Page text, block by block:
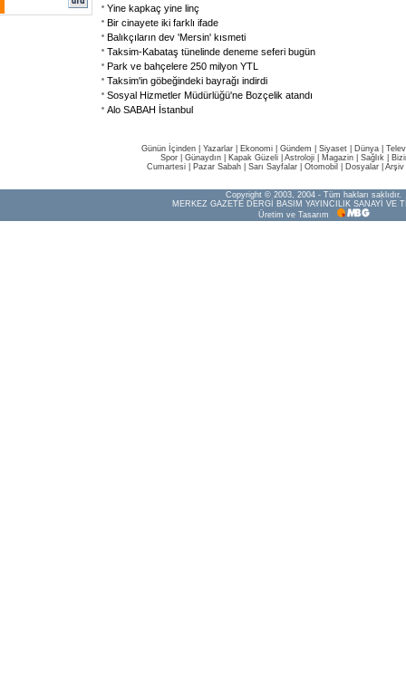
Yine kapkaç yine linç
Bir cinayete iki farklı ifade
Balıkçıların dev 'Mersin' kısmeti
Taksim-Kabataş tünelinde deneme seferi bugün
Park ve bahçelere 250 milyon YTL
Taksim'in göbeğindeki bayrağı indirdi
Sosyal Hizmetler Müdürlüğü'ne Bozçelik atandı
Alo SABAH İstanbul
Günün İçinden Yazarlar Ekonomi Gündem Siyaset Dünya |
Spor
Günaydın Kapak Güzeli Astroloji Magazin Sağlık
Cumartesi
Pazar Sabah Sarı Sayfalar Otomobil Dosyalar Arşiv
Copyright © 2003, 2004 - Tüm hakları saklıdır.
MERKEZ GAZETE DERGİ BASIM YAYINCILIK SANAYİ VE
Üretim ve Tasarım